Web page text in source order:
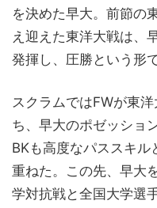
を決めた早大。前節の
え迎えた東洋大戦は、
発揮し、圧勝という形
スクラムではFWが東
ち、早大のポゼッショ
BKも高度なパススキル
重ねた。この先、早大
学対抗戦と全国大学選